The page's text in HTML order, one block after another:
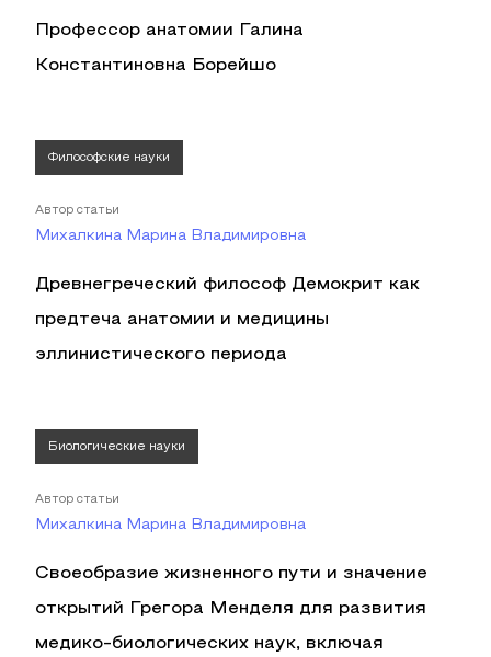
Профессор анатомии Галина
Константиновна Борейшо
Философские науки
Автор статьи
Михалкина Марина Владимировна
Древнегреческий философ Демокрит как
предтеча анатомии и медицины
эллинистического периода
Биологические науки
Автор статьи
Михалкина Марина Владимировна
Своеобразие жизненного пути и значение
открытий Грегора Менделя для развития
медико-биологических наук, включая